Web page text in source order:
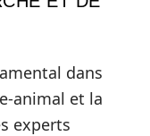
dans
animal et la
experts